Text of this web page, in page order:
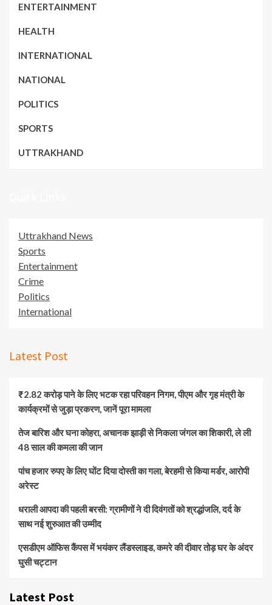
ENTERTAINMENT
HEALTH
INTERNATIONAL
NATIONAL
POLITICS
SPORTS
UTTRAKHAND
Uttrakhand News
Sports
Entertainment
Crime
Politics
International
Latest Post
₹2.82 करोड़ पाने के लिए भटक रहा परिवहन निगम, पीएम और गृह मंत्री के
कार्यक्रमों से जुड़ा प्रकरण, जानें पूरा मामला
तेज बारिश और घना कोहरा, अचानक झाड़ी से निकला जंगल का शिकारी, ले ली
48 साल की कमला की जान
पांच हजार रुपए के लिए घोंट दिया दोस्ती का गला, बेरहमी से किया मर्डर, आरोपी
अरेस्ट
धराली आपदा की पहली बरसी: ग्रामीणों ने दी दिवंगतों को श्रद्धांजलि, दर्द के
साथ नई शुरुआत की उम्मीद
एसडीएम ऑफिस कैंपस में भयंकर लैंडस्लाइड, कमरे की दीवार तोड़ घर के अंदर
घुसी चट्टान
Latest Post